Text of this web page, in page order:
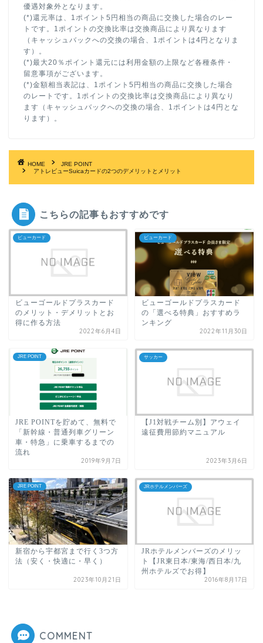
優遇対象外となります。
(*)還元率は、1ポイント5円相当の商品に交換した場合のレー
トです。1ポイントの交換比率は交換商品により異なります
（キャッシュバックへの交換の場合、1ポイントは4円となりま
す）。
(*)最大20％ポイント還元には利用金額の上限など各種条件・
留意事項がございます。
(*)金額相当表記は、1ポイント5円相当の商品に交換した場合
のレートです。1ポイントの交換比率は交換商品により異なり
ます（キャッシュバックへの交換の場合、1ポイントは4円とな
ります）。
HOME
JRE POINT
アトレビューSuicaカードの2つのデメリットとメリット
こちらの記事もおすすめです
ビューカード
ビューゴールドプラスカード
のメリット・デメリットとお
得に作る方法
2022年6月4日
ビューカード
ビューゴールドプラスカード
の「選べる特典」おすすめラ
ンキング
2022年11月30日
JRE POINT
JRE POINTを貯めて、無料で
「新幹線・普通列車グリーン
車・特急」に乗車するまでの
流れ
2019年9月7日
サッカー
【J1対戦チーム別】アウェイ
遠征費用節約マニュアル
2023年3月6日
JRE POINT
新宿から宇都宮まで行く3つ方
法（安く・快適に・早く）
2023年10月21日
JRホテルメンバーズ
JRホテルメンバーズのメリッ
ト【JR東日本/東海/西日本/九
州ホテルズでお得】
2016年8月17日
COMMENT